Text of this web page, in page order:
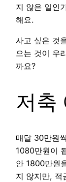
지 않은 일인
해요.
사고 싶은 것
으는 것이 우
까요?
저축
매달 30만원
1080만원이
안 1800만원
지 않지만, 적